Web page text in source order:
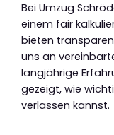
Bei Umzug
einem fair
bieten
uns an
langjährige
gezeigt, wie
verlassen kannst.